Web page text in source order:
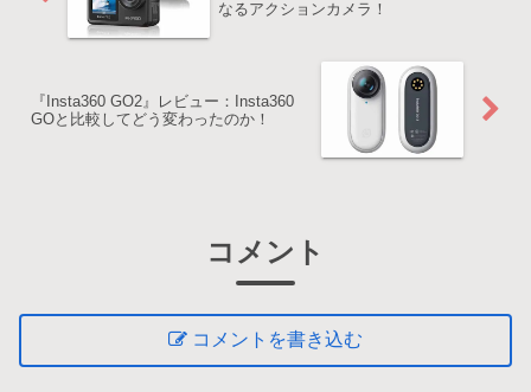
なるアクションカメラ！
『Insta360 GO2』レビュー：Insta360
GOと比較してどう変わったのか！
コメント
コメントを書き込む